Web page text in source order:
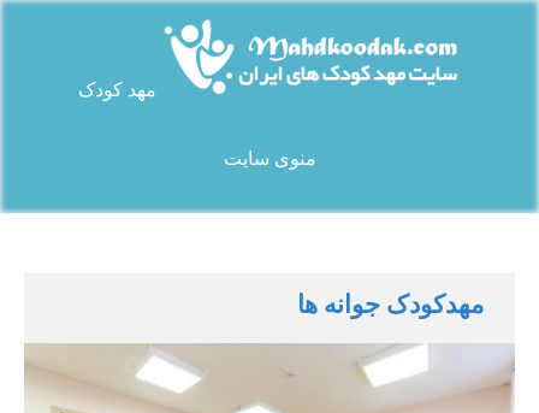
مهد کودک
منوی سایت
مهدکودک جوانه ها